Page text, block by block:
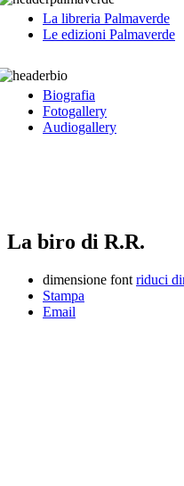
La libreria Palmaverde
Le edizioni Palmaverde
Biografia
Fotogallery
Audiogallery
La biro di R.R.
dimensione font riduci
Stampa
Email